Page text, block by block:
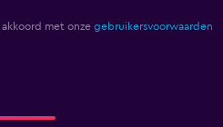
met onze gebruikersvoorwaarden